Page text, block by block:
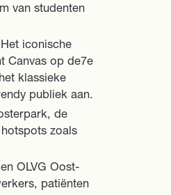
van studenten
iconische
Canvas op de7e
klassieke
publiek aan.
de
zoals
OLVG Oost-
patiënten